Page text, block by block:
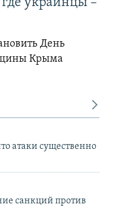
День
Крыма
атаки существенно
санкций против